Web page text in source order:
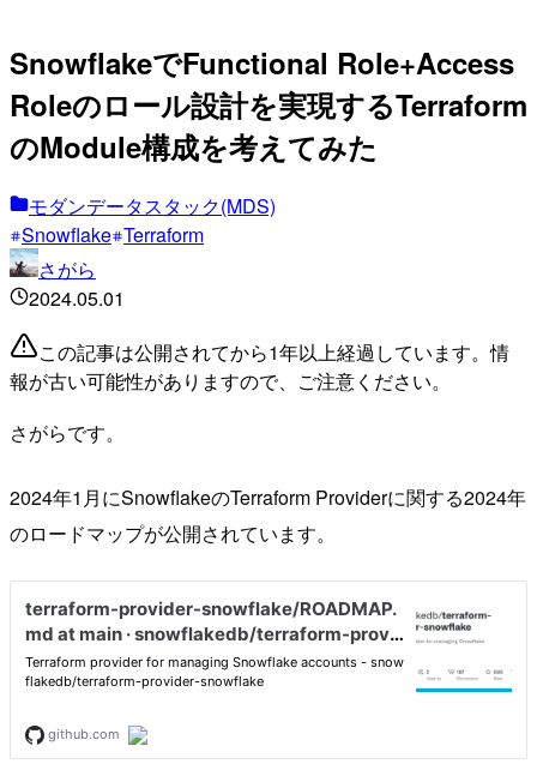
SnowflakeでFunctional Role+Access
Roleのロール設計を実現するTerraform
のModule構成を考えてみた
モダンデータスタック(MDS)
Snowflake Terraform
さがら
2024.05.01
この記事は公開されてから1年以上経過しています。情
報が古い可能性がありますので、ご注意ください。
さがらです。
2024年1月にSnowflakeのTerraform Providerに関する2024年
のロードマップが公開されています。